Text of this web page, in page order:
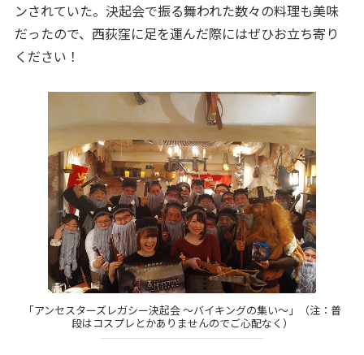
ンされていた。決起会で振る舞われた数々の料理も美味
だったので、西荻窪に足を運んだ際にはぜひお立ち寄り
ください！
「アンセスターズレガシー決起会 ～バイキングの集い～」（注：普
段はコスプレとかありませんのでご心配なく）